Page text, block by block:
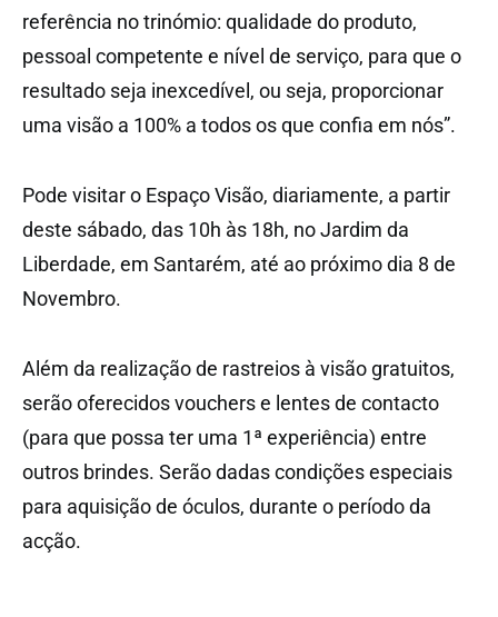
referência no trinómio: qualidade do produto,
pessoal competente e nível de serviço, para que o
resultado seja inexcedível, ou seja, proporcionar
uma visão a 100% a todos os que confia em nós”.
Pode visitar o Espaço Visão, diariamente, a partir
deste sábado, das 10h às 18h, no Jardim da
Liberdade, em Santarém, até ao próximo dia 8 de
Novembro.
Além da realização de rastreios à visão gratuitos,
serão oferecidos vouchers e lentes de contacto
(para que possa ter uma 1ª experiência) entre
outros brindes. Serão dadas condições especiais
para aquisição de óculos, durante o período da
acção.